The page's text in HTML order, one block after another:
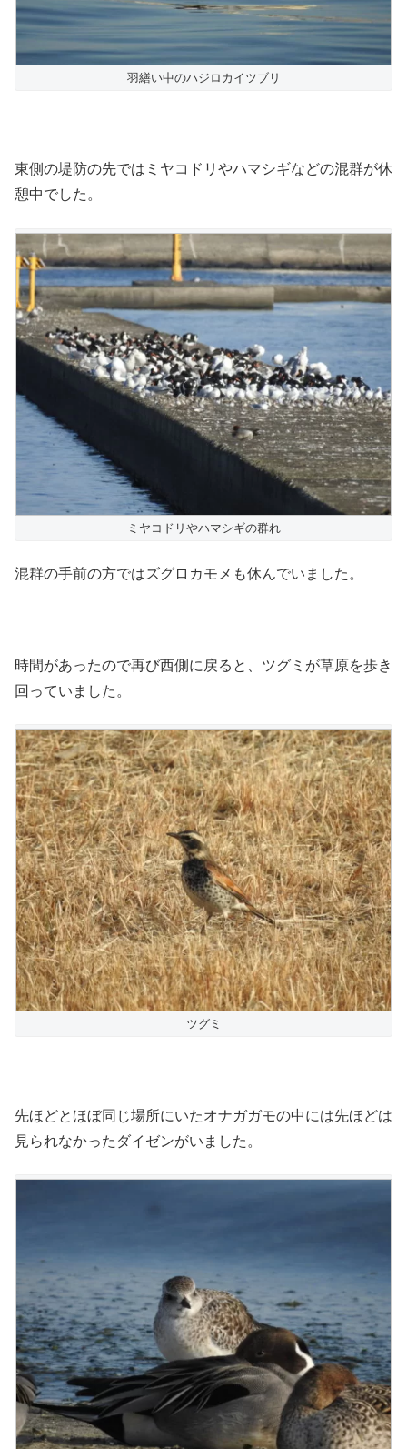
羽繕い中のハジロカイツブリ
東側の堤防の先ではミヤコドリやハマシギなどの混群が休
憩中でした。
ミヤコドリやハマシギの群れ
混群の手前の方ではズグロカモメも休んでいました。
時間があったので再び西側に戻ると、ツグミが草原を歩き
回っていました。
ツグミ
先ほどとほぼ同じ場所にいたオナガガモの中には先ほどは
見られなかったダイゼンがいました。